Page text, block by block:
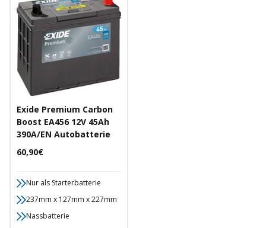
Exide Premium Carbon
Boost EA456 12V 45Ah
390A/EN Autobatterie
Angebotspreis
60,90€
Nur als Starterbatterie
237mm x 127mm x 227mm
Nassbatterie